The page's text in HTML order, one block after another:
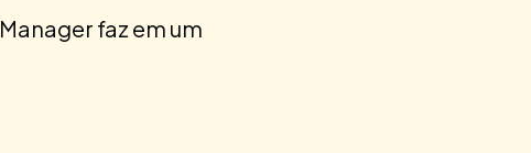
faz em um